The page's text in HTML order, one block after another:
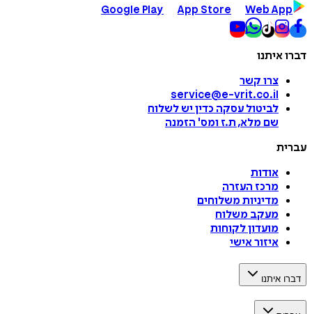
Google Play
App Store Web App
דברו איתנו
צרו קשר
service@e-vrit.co.il
לביטול עסקה כדין יש לשלוח
שם מלא, ת.ז ומס' הזמנה
עברית
אודות
מרכז העזרה
מדיניות משלוחים
מעקב משלוח
מועדון לקוחות
איזור אישי
דברו איתנו